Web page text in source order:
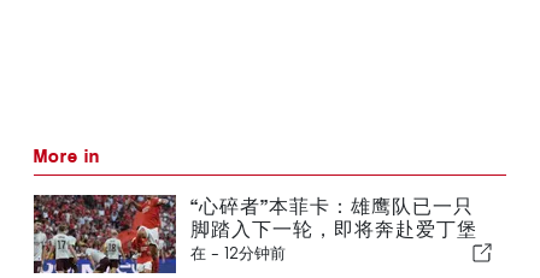
More in
“心碎者”本菲卡：雄鹰队已一只
脚踏入下一轮，即将奔赴爱丁堡
在 - 12分钟前